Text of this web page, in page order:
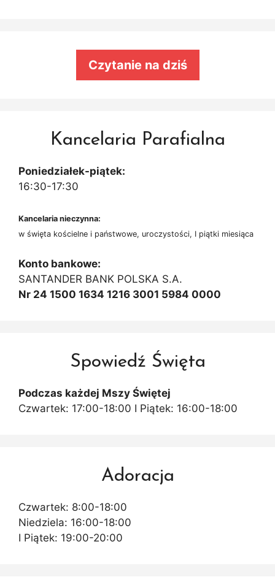
Czytanie na dziś
Kancelaria Parafialna
Poniedziałek-piątek:
16:30-17:30
Kancelaria nieczynna:
w święta kościelne i państwowe, uroczystości, I piątki miesiąca
Konto bankowe:
SANTANDER BANK POLSKA S.A.
Nr 24 1500 1634 1216 3001 5984 0000
Spowiedź Święta
Podczas każdej Mszy Świętej
Czwartek: 17:00-18:00 I Piątek: 16:00-18:00
Adoracja
Czwartek: 8:00-18:00
Niedziela: 16:00-18:00
I Piątek: 19:00-20:00